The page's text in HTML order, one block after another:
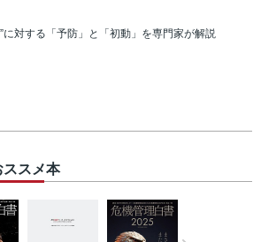
に対する「予防」と「初動」を専門家が解説
スメ本